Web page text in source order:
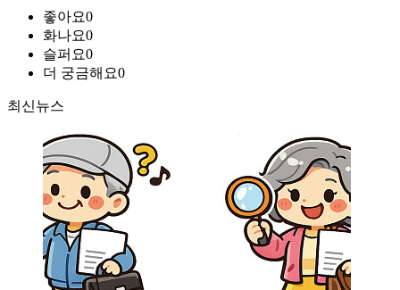
좋아요0
화나요0
슬퍼요0
더 궁금해요0
최신뉴스